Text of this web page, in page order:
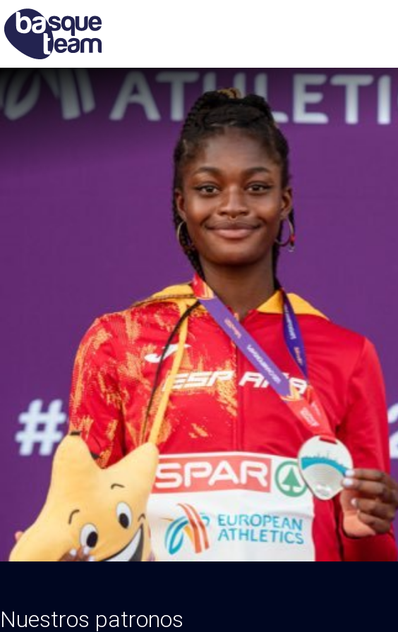
Nuestros patronos